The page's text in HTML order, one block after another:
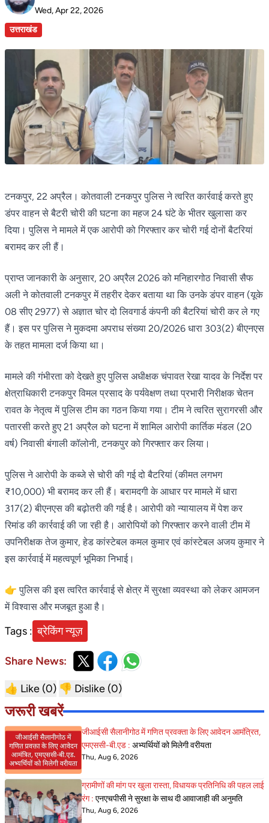
Wed, Apr 22, 2026
उत्तराखंड
टनकपुर, 22 अप्रैल। कोतवाली टनकपुर पुलिस ने त्वरित कार्रवाई करते हुए
डंपर वाहन से बैटरी चोरी की घटना का महज 24 घंटे के भीतर खुलासा कर
दिया। पुलिस ने मामले में एक आरोपी को गिरफ्तार कर चोरी गई दोनों बैटरियां
बरामद कर ली हैं।
प्राप्त जानकारी के अनुसार, 20 अप्रैल 2026 को मनिहारगोठ निवासी सैफ
अली ने कोतवाली टनकपुर में तहरीर देकर बताया था कि उनके डंपर वाहन (यूके
08 सीए 2977) से अज्ञात चोर दो लिवगार्ड कंपनी की बैटरियां चोरी कर ले गए
हैं। इस पर पुलिस ने मुकदमा अपराध संख्या 20/2026 धारा 303(2) बीएनएस
के तहत मामला दर्ज किया था।
मामले की गंभीरता को देखते हुए पुलिस अधीक्षक चंपावत रेखा यादव के निर्देश पर
क्षेत्राधिकारी टनकपुर विमल प्रसाद के पर्यवेक्षण तथा प्रभारी निरीक्षक चेतन
रावत के नेतृत्व में पुलिस टीम का गठन किया गया। टीम ने त्वरित सुरागरसी और
पतारसी करते हुए 21 अप्रैल को घटना में शामिल आरोपी कार्तिक मंडल (20
वर्ष) निवासी बंगाली कॉलोनी, टनकपुर को गिरफ्तार कर लिया।
पुलिस ने आरोपी के कब्जे से चोरी की गई दो बैटरियां (कीमत लगभग
₹10,000) भी बरामद कर ली हैं। बरामदगी के आधार पर मामले में धारा
317(2) बीएनएस की बढ़ोतरी की गई है। आरोपी को न्यायालय में पेश कर
रिमांड की कार्रवाई की जा रही है। आरोपियों को गिरफ्तार करने वाली टीम में
उपनिरीक्षक तेज कुमार, हेड कांस्टेबल कमल कुमार एवं कांस्टेबल अजय कुमार ने
इस कार्रवाई में महत्वपूर्ण भूमिका निभाई।
👉 पुलिस की इस त्वरित कार्रवाई से क्षेत्र में सुरक्षा व्यवस्था को लेकर आमजन
में विश्वास और मजबूत हुआ है।
Tags : ब्रेकिंग न्यूज़
Share News:
👍 Like (0) 👎 Dislike (0)
जरूरी खबरें
जीआईसी सैलानीगोठ में गणित प्रवक्ता के लिए आवेदन आमंत्रित,
एमएससी-बी.एड : अभ्यर्थियों को मिलेगी वरीयता
Thu, Aug 6, 2026
ग्रामीणों की मांग पर खुला रास्ता, विधायक प्रतिनिधि की पहल लाई
रंग : एनएचपीसी ने सुरक्षा के साथ दी आवाजाही की अनुमति
Thu, Aug 6, 2026